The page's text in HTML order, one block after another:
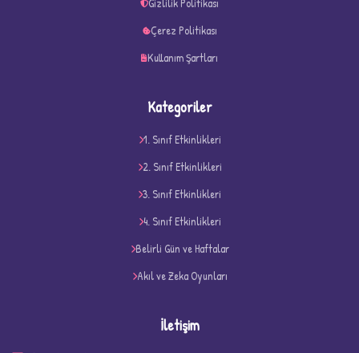
D
Çerez Politikası
Kullanım Şartları
Kategoriler
1. Sınıf Etkinlikleri
2. Sınıf Etkinlikleri
3. Sınıf Etkinlikleri
4. Sınıf Etkinlikleri
Belirli Gün ve Haftalar
Akıl ve Zeka Oyunları
İletişim